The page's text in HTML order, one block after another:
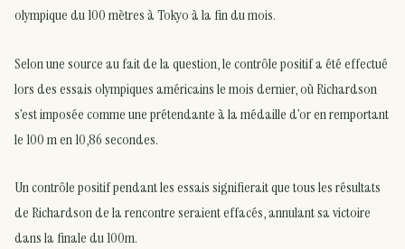
olympique du 100 mètres à Tokyo à la fin du mois.
Selon une source au fait de la question, le contrôle positif a été effectué
lors des essais olympiques américains le mois dernier, où Richardson
s’est imposée comme une prétendante à la médaille d’or en remportant
le 100 m en 10,86 secondes.
Un contrôle positif pendant les essais signifierait que tous les résultats
de Richardson de la rencontre seraient effacés, annulant sa victoire
dans la finale du 100m.